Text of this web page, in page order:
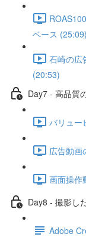
ベース (25:09)
石崎の広
(20:53)
Day7 - 高品質
バリュー
広告動画
画面操作
Day8 - 撮影し
Adobe